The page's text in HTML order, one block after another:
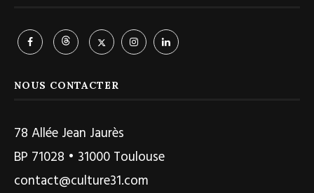
NOUS CONTACTER
78 Allée Jean Jaurès
BP 71028 • 31000 Toulouse
contact@culture31.com